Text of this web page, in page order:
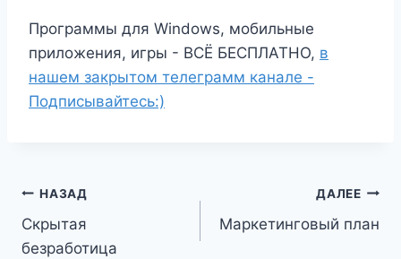
Программы для Windows, мобильные
приложения, игры - ВСЁ БЕСПЛАТНО, в
нашем закрытом телеграмм канале -
Подписывайтесь:)
Навигация
по
НАЗАД
Скрытая
безработица
ДАЛЕЕ
Маркетинговый план